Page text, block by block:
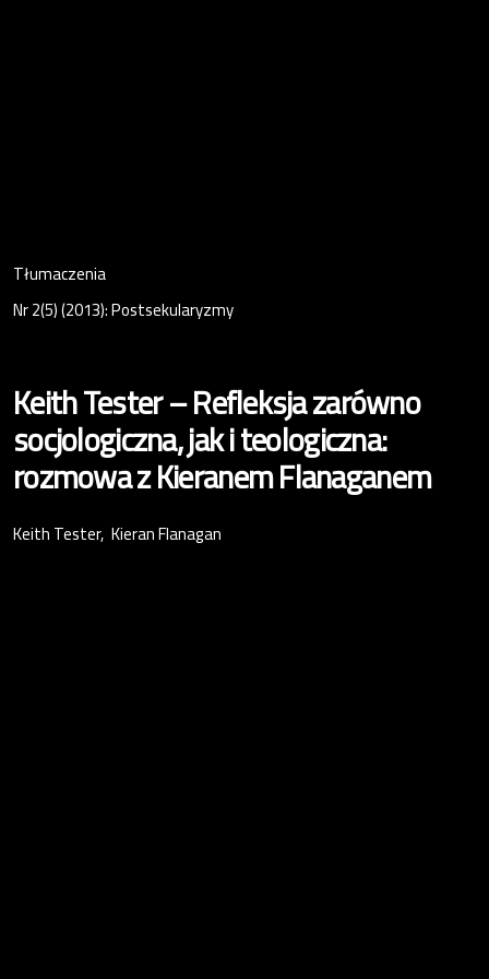
Tłumaczenia
Nr 2(5) (2013): Postsekularyzmy
Keith Tester – Refleksja zarówno
socjologiczna, jak i teologiczna:
rozmowa z Kieranem Flanaganem
Keith Tester Kieran Flanagan